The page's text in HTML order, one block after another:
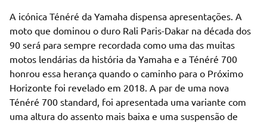
A icónica Ténéré da Yamaha dispensa apresentações. A
moto que dominou o duro Rali Paris-Dakar na década dos
90 será para sempre recordada como uma das muitas
motos lendárias da história da Yamaha e a Ténéré 700
honrou essa herança quando o caminho para o Próximo
Horizonte foi revelado em 2018. A par de uma nova
Ténéré 700 standard, foi apresentada uma variante com
uma altura do assento mais baixa e uma suspensão de